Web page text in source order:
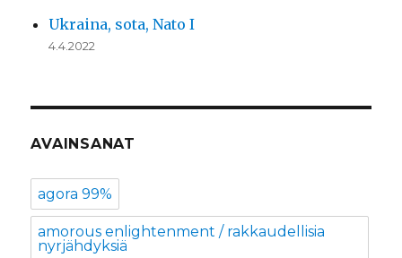
Ukraina, sota, Nato I
4.4.2022
AVAINSANAT
agora 99%
amorous enlightenment / rakkaudellisia
nyrjähdyksiä